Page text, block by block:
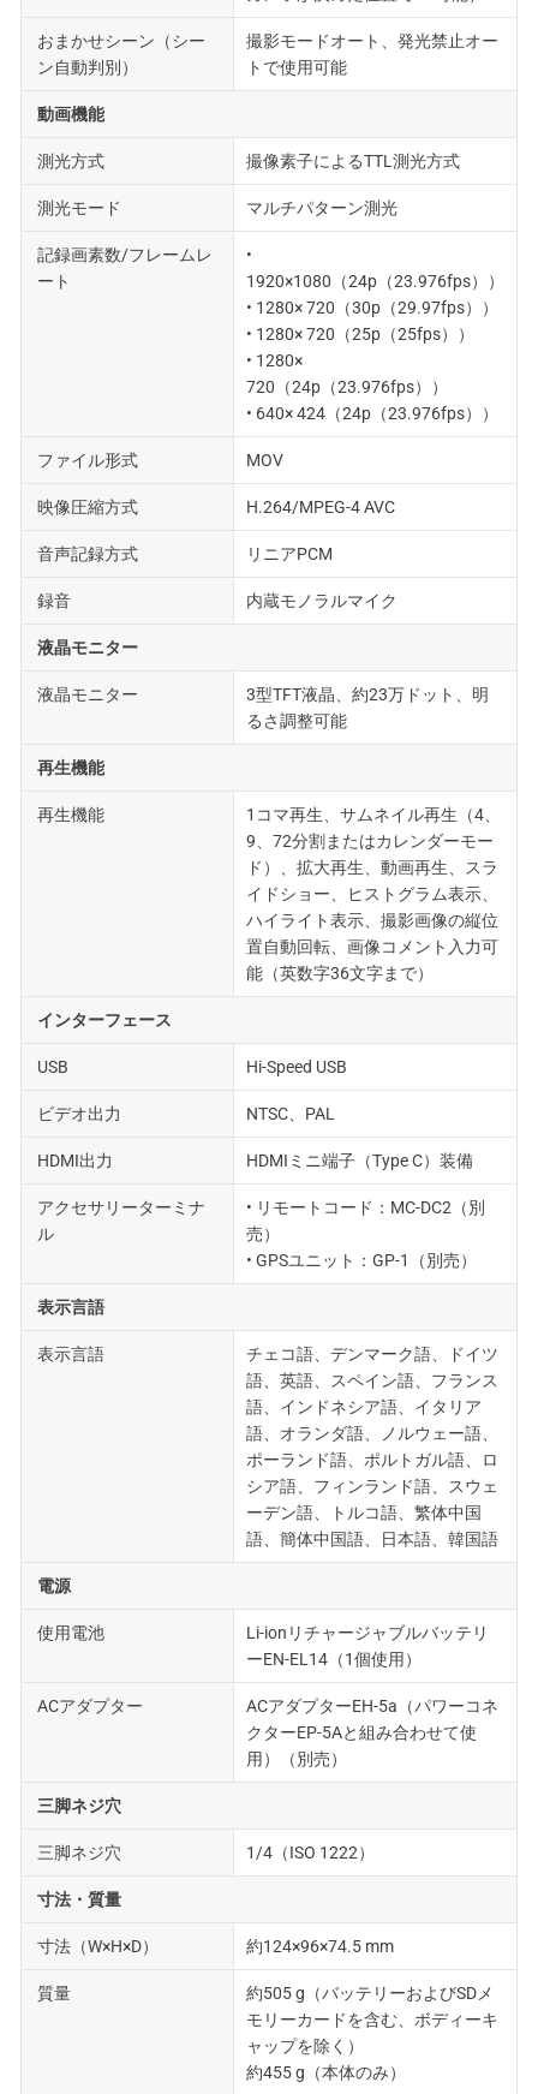
おまかせシーン（シー
ン自動判別）
撮影モードオート、発光禁止オー
トで使用可能
動画機能
測光方式 撮像素子によるTTL測光方式
測光モード マルチパターン測光
記録画素数/フレームレ
ート
•
1920×1080（24p（23.976fps））
• 1280× 720（30p（29.97fps））
• 1280× 720（25p（25fps））
• 1280×
720（24p（23.976fps））
• 640× 424（24p（23.976fps））
ファイル形式 MOV
映像圧縮方式 H.264/MPEG-4 AVC
音声記録方式 リニアPCM
録音 内蔵モノラルマイク
液晶モニター
液晶モニター
3型TFT液晶、約23万ドット、明
るさ調整可能
再生機能
再生機能
1コマ再生、サムネイル再生（4、
9、72分割またはカレンダーモー
ド）、拡大再生、動画再生、スラ
イドショー、ヒストグラム表示、
ハイライト表示、撮影画像の縦位
置自動回転、画像コメント入力可
能（英数字36文字まで）
インターフェース
USB Hi-Speed USB
ビデオ出力 NTSC、PAL
HDMI出力 HDMIミニ端子（Type C）装備
アクセサリーターミナ
ル
• リモートコード：MC-DC2（別
売）
• GPSユニット：GP-1（別売）
表示言語
表示言語
チェコ語、デンマーク語、ドイツ
語、英語、スペイン語、フランス
語、インドネシア語、イタリア
語、オランダ語、ノルウェー語、
ポーランド語、ポルトガル語、ロ
シア語、フィンランド語、スウェ
ーデン語、トルコ語、繁体中国
語、簡体中国語、日本語、韓国語
電源
使用電池
Li-ionリチャージャブルバッテリ
ーEN-EL14（1個使用）
ACアダプター
ACアダプターEH-5a（パワーコネ
クターEP-5Aと組み合わせて使
用）（別売）
三脚ネジ穴
三脚ネジ穴 1/4（ISO 1222）
寸法・質量
寸法（W×H×D） 約124×96×74.5 mm
質量
約505 g（バッテリーおよびSDメ
モリーカードを含む、ボディーキ
ャップを除く）
約455 g（本体のみ）